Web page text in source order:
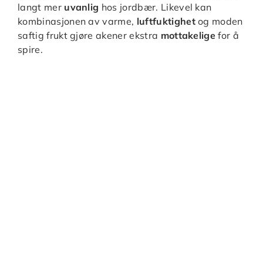
langt mer uvanlig hos jordbær. Likevel kan
kombinasjonen av varme, luftfuktighetog moden
saftig frukt gjøre akener ekstra mottakelige for å
spire.